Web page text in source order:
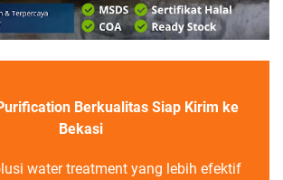
Berkualitas Siap Kirim ke
Bekasi
water treatment yang lebih efektif